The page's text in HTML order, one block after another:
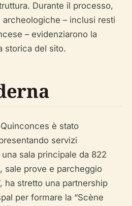
Durante il processo,
– inclusi resti
– evidenziarono la
storica del sito.
è stato
servizi
sala principale da 822
sale prove e parcheggio
ha stretto una partnership
per formare la “Scène